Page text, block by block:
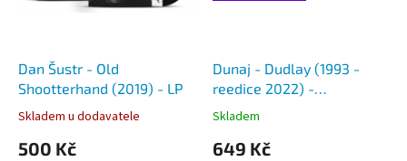
Dan Šustr - Old
Shootterhand (2019) - LP
Skladem u dodavatele
500 Kč
Dunaj - Dudlay (1993 -
reedice 2022) -
Remasterováno - LP
Skladem
649 Kč